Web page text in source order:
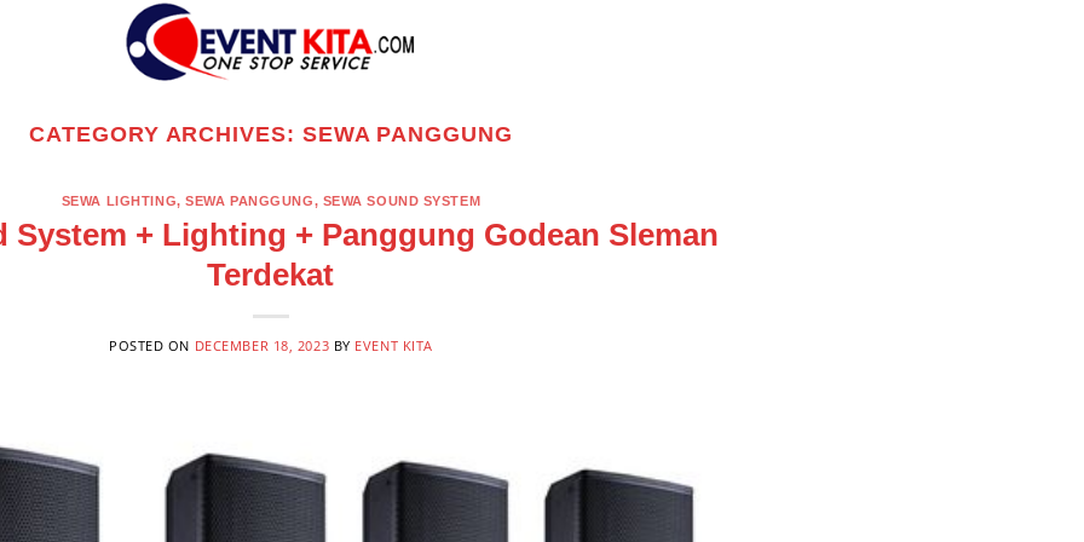
CATEGORY ARCHIVES: SEWA PANGGUNG
SEWA LIGHTING,SEWA PANGGUNG, SEWA SOUND SYSTEM
System + Lighting + Panggung Godean Sleman
Terdekat
POSTED ON DECEMBER 18, 2023 BY EVENT KITA